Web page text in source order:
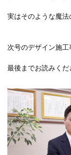
実はそのような魔法
次号のデザイン施工
最後までお読みくだ